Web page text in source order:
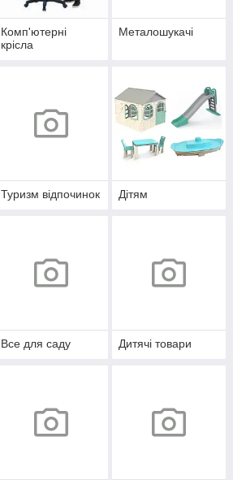
Комп'ютерні
крісла
Металошукачі
Туризм відпочинок Дітям
Все для саду Дитячі товари